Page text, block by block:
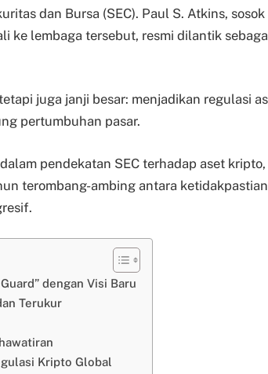
dan Bursa (SEC). Paul S. Atkins, sosok
ke lembaga tersebut, resmi dilantik
juga janji besar: menjadikan regulasi
pertumbuhan pasar.
pendekatan SEC terhadap aset kripto,
terombang-ambing antara ketidakpastian
dengan Visi Baru
Terukur
Kripto Global